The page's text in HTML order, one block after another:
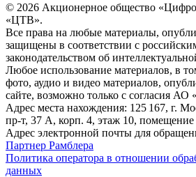
© 2026 Акционерное общество
«ЦТВ».
Все права на любые материалы,
защищены в соответствии с
законодательством об
Любое использование материалов, в
фото, аудио и видео материалов,
сайте, возможно только с согласия
Адрес места нахождения: 125 167, г.
пр-т, 37 А, корп. 4, этаж 10,
Адрес электронной почты для
Партнер Рамблера
Политика оператора в отношении
данных